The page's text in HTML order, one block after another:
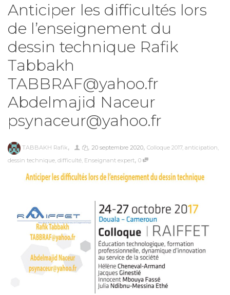
Anticiper les difficultés lors
de l’enseignement du
dessin technique Rafik
Tabbakh
TABBRAF@yahoo.fr
Abdelmajid Naceur
psynaceur@yahoo.fr
TABBAKH Rafik, , 20 septembre 2020, Colloque 2017, anticipation,
dessin technique, difficulté, Enseignant expert, 0